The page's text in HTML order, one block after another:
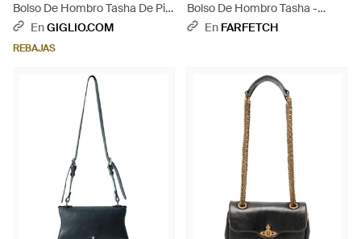
Bolso De Hombro Tasha De Piel
Sintética Con Logo Orb -
EnGIGLIO.COM
REBAJAS
Bolso De Hombro Tasha -
Blanco
En FARFETCH